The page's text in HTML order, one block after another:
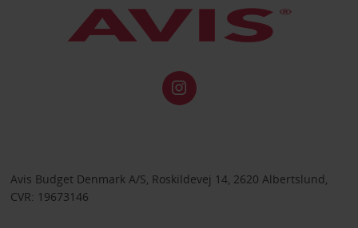
Avis Budget Denmark A/S, Roskildevej 14, 2620 Albertslund,
CVR: 19673146